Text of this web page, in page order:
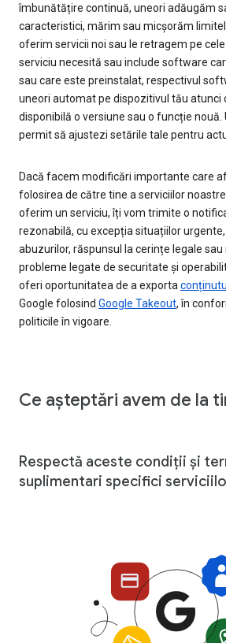
îmbunătățire continuă, uneori adăugăm
caracteristici, mărim sau micșorăm
oferim servicii noi sau le retragem pe cele
serviciu necesită sau include software
sau care este preinstalat, respectivul
uneori automat pe dispozitivul tău atunci
disponibilă o versiune sau o funcție nouă.
permit să ajustezi setările tale pentru
Dacă facem modificări importante care
folosirea de către tine a serviciilor
oferim un serviciu, îți vom trimite o
rezonabilă, cu excepția situațiilor
abuzurilor, răspunsul la cerințe legale
probleme legate de securitate și
oferi oportunitatea de a exporta
Google folosind Google Takeout, în
politicile în vigoare.
Ce așteptări avem de la
Respectă aceste condiții și
suplimentari specifici